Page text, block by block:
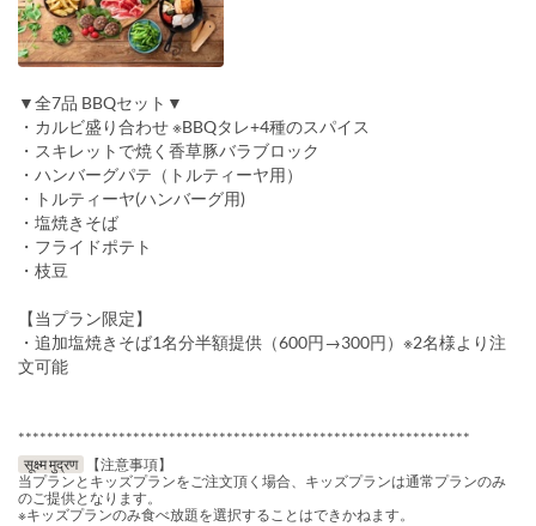
▼全7品 BBQセット▼
・カルビ盛り合わせ ※BBQタレ+4種のスパイス
・スキレットで焼く香草豚バラブロック
・ハンバーグパテ（トルティーヤ用）
・トルティーヤ(ハンバーグ用)
・塩焼きそば
・フライドポテト
・枝豆
【当プラン限定】
・追加塩焼きそば1名分半額提供（600円→300円）※2名様より注
文可能
***************************************************************
सूक्ष्म मुद्रण
【注意事項】
当プランとキッズプランをご注文頂く場合、キッズプランは通常プランのみ
のご提供となります。
※キッズプランのみ食べ放題を選択することはできかねます。